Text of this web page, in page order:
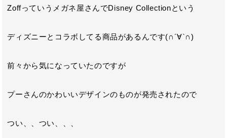
Zoffっていうメガネ屋さんでDisney Collectionという
ディズニーとコラボしてる商品があるんです(∩´∀`∩)
前々から気になっていたのですが
プーさんのかわいいデザインのものが発売されたので
つい、、つい、、、